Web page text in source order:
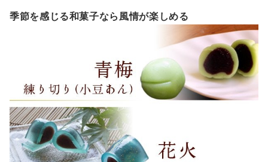
季節を感じる和菓子なら風情が楽しめる